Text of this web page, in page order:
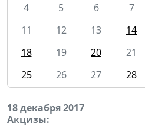
4
5 6 7
11
12 13 14
18
19 20 21
25
26 27 28
18 декабря 2017
Акцизы: